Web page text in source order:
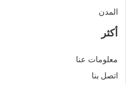
المدن
أكثر
معلومات عنا
اتصل بنا